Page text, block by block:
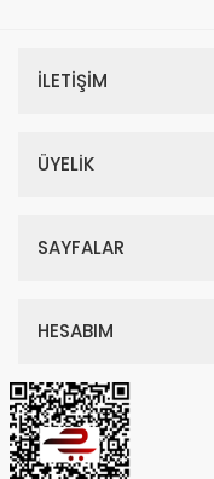
İLETİŞİM
ÜYELİK
SAYFALAR
HESABIM